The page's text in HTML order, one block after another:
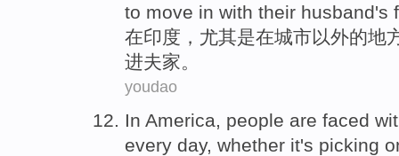
to move in with their husband's
在印度 ， 尤其是在城市以外的地
进夫家。
youdao
In America, people are faced
every day, whether it's picking